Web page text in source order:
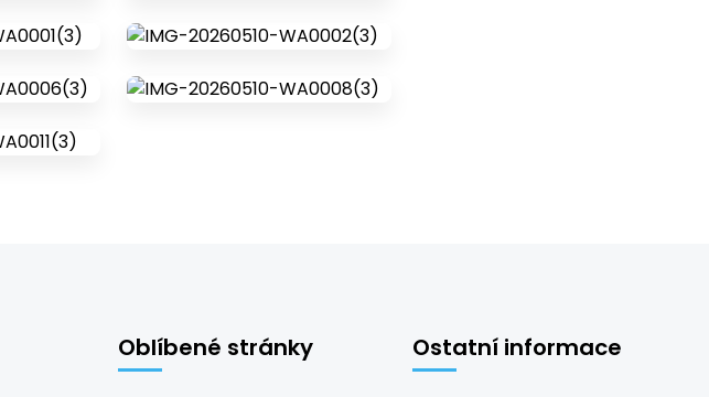
Oblíbené stránky Ostatní informace